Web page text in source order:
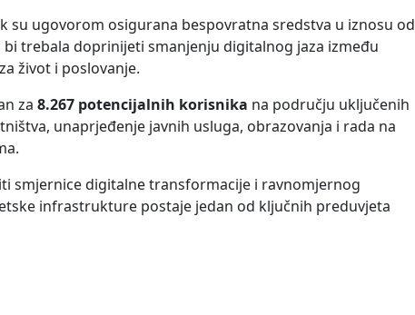
su ugovorom osigurana bespovratna sredstva u iznosu od
bi trebala doprinijeti smanjenju digitalnog jaza između
život i poslovanje.
za 8.267 potencijalnih korisnika na području uključenih
unaprjeđenje javnih usluga, obrazovanja i rada na
smjernice digitalne transformacije i ravnomjernog
infrastrukture postaje jedan od ključnih preduvjeta